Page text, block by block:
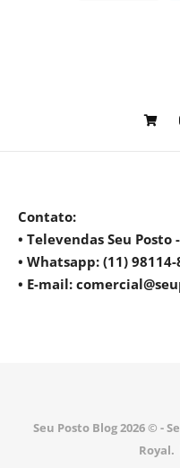
Contato:
• Televendas Seu Posto
• Whatsapp: (11) 98114-
• E-mail:
Seu Posto Blog 2026 © -
Royal.